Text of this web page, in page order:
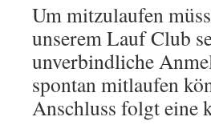
Um mitzulaufen
unserem Lauf Club
unverbindliche
spontan mitlaufen
Anschluss folgt eine